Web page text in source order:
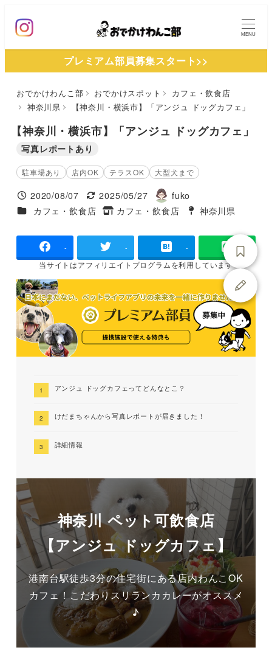
ン
MENU
プレミアム部員募集スタート>>
おでかけわんこ部 おでかけスポット
カフェ・飲食店
神奈川県
【神奈川・横浜市】「アンジュ ドッグカフェ」
【神奈川・横浜市】「アンジュ ドッグカフェ」
写真レポートあり
駐車場あり 店内OK テラスOK 大型犬まで
投稿日
2020/08/07
更新日
2025/05/27
著
者
fuko
施設ジャンル
カフェ・飲食店
タグ
カフェ・飲食店
タグ
神奈川県
- - -
当サイトはアフィリエイトプログラムを利用しています
アンジュ ドッグカフェってどんなとこ？
けだまちゃんから写真レポートが届きました！
詳細情報
神奈川 ペット可飲食店
【アンジュ ドッグカフェ】
港南台駅徒歩3分の住宅街にある店内わんこOK
カフェ！こだわりスリランカカレーがオススメ
♪